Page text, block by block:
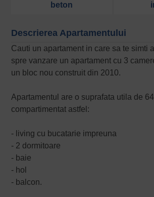
beton
Descrierea Apartamentului
Cauti un apartament in care sa te simti
spre vanzare un apartament cu 3
un bloc nou construit din 2010.
Apartamentul are o suprafata utila de
compartimentat astfel:
- living cu bucatarie impreuna
- 2 dormitoare
- baie
- hol
- balcon.